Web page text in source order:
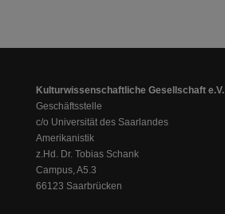
Kulturwissenschaftliche Gesellschaft e.V.
Geschäftsstelle
c/o Universität des Saarlandes
Amerikanistik
z.Hd. Dr. Tobias Schank
Campus, A5.3
66123 Saarbrücken